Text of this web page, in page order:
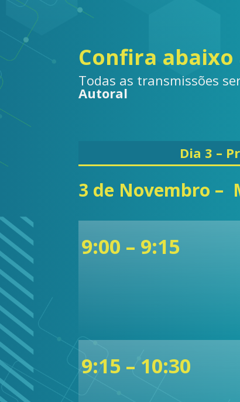
Confira
Todas as transmissões
Autoral
Dia 3 –
3 de Novembro –
9:00 – 9:15
9:15 – 10:30